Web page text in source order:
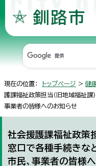
現在の位置： トップページ > 健
護課福祉政策担当（旧地域福祉課
事業者の皆様へのお知らせ
社会援護課福祉政策
窓口で各種手続きな
市民、事業者の皆様